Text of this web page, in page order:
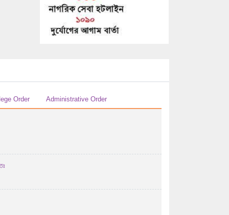
এইচ এস সি-২০২৬ সালের পরীক্ষকের তালিকা (বিষয়ঃ
29/07/2026 04:07 AM
এইচ এস সি-২০২৬ সালের পরীক্ষকের তালিকা (বিষয়ঃ
হিসাববিজ্ঞান ...
মূল্যায়নের পর ...
২০২৬ সালের এইচএসসি/সমমান পরীক্ষায় অংশগ্রহণ
Order Administrative Order